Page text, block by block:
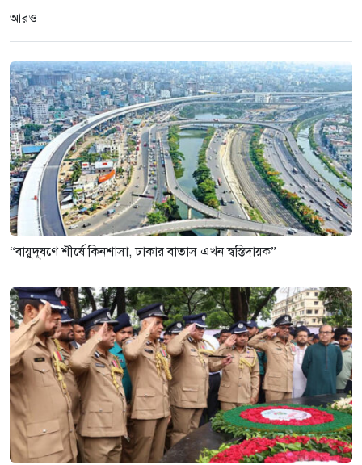
আরও
“বায়ুদূষণে শীর্ষে কিনশাসা, ঢাকার বাতাস এখন স্বস্তিদায়ক”